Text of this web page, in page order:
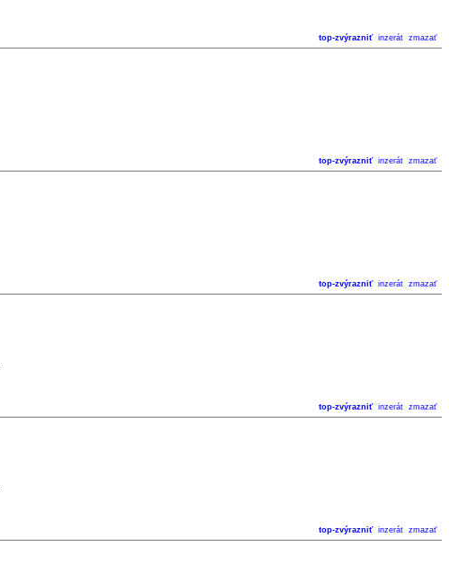
top-zvýrazniť inzerát zmazať
top-zvýrazniť inzerát zmazať
top-zvýrazniť inzerát zmazať
top-zvýrazniť inzerát zmazať
top-zvýrazniť inzerát zmazať